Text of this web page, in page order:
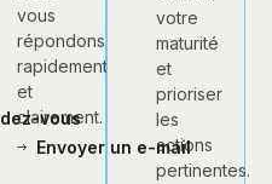
vous
vous
répondons
rapidement
et
clairement.
Envoyer un e-mail
votre
maturité
et
prioriser
les
actions
pertinentes.